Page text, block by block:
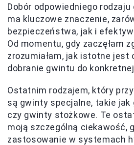
Dobór odpowiedniego
ma kluczowe znaczenie,
bezpieczeństwa, jak i
Od momentu, gdy zaczęłam
zrozumiałam, jak istotne jest
dobranie gwintu do
Ostatnim rodzajem, który
są gwinty specjalne, takie
czy gwinty stożkowe. Te
moją szczególną ciekawość,
zastosowanie w systemach